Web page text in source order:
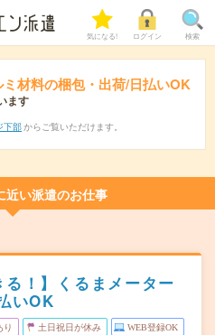
気になる! ログイン 検索
ミ材料の梱包・出荷/日払いOK
ます
下部 からご覧いただけます。
近い派遣のお仕事
る！】くるまメーター
いOK
り 土日祝日が休み WEB登録OK